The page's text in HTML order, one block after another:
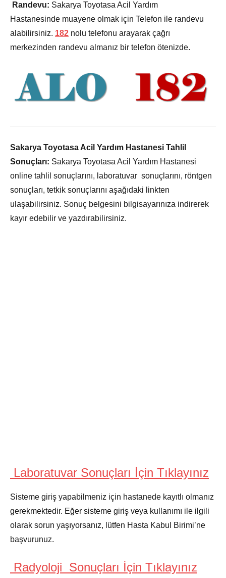
Randevu: Sakarya Toyotasa Acil Yardım
Hastanesinde muayene olmak için Telefon ile randevu
alabilirsiniz. 182 nolu telefonu arayarak çağrı
merkezinden randevu almanız bir telefon ötenizde.
Sakarya Toyotasa Acil Yardım Hastanesi Tahlil
Sonuçları: Sakarya Toyotasa Acil Yardım Hastanesi
online tahlil sonuçlarını, laboratuvar sonuçlarını, röntgen
sonuçları, tetkik sonuçlarını aşağıdaki linkten
ulaşabilirsiniz. Sonuç belgesini bilgisayarınıza indirerek
kayır edebilir ve yazdırabilirsiniz.
Laboratuvar Sonuçları İçin Tıklayınız
Sisteme giriş yapabilmeniz için hastanede kayıtlı olmanız
gerekmektedir. Eğer sisteme giriş veya kullanımı ile ilgili
olarak sorun yaşıyorsanız, lütfen Hasta Kabul Birimi’ne
başvurunuz.
Radyoloji Sonuçları İçin Tıklayınız